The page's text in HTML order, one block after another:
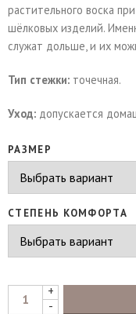
растительного воска
шёлковых изделий.
служат дольше, и их
Тип стежки: точечная.
Уход: допускается
РАЗМЕР
СТЕПЕНЬ КОМФОРТА
+
-